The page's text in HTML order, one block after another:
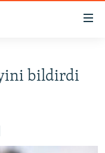
bildirdi